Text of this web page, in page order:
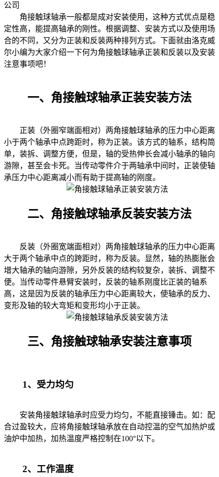
公司
角接触球轴承一般都是成对安装使用，这种方式优点是稳
定性高，能提高轴承的刚性。根据调整、安装方式以及使用场
合的不同，又分为正装和反装两种排列方式。下面就由洛克威
尔小编为大家介绍一下何为角接触球轴承正装和反装以及安装
注意事项吧！
一、角接触球轴承正装安装方法
正装（外圈窄端面相对）两角接触球轴承的压力中心距离
小于两个轴承中点跨距时，称为正装。该方式的轴系，结构简
单，装拆、调整方便，但是，轴的受热伸长会减小轴承的轴向
游隙，甚至会卡死。当传动零件介于两轴承中间时，正装使轴
承压力中心距离减小而有助于提高轴的刚度。
二、角接触球轴承反装安装方法
反装（外圈宽端面相对）两角接触球轴承的压力中心距离
大于两个轴承中点的跨距时，称为反装。显然，轴的热膨胀会
增大轴承的轴向游隙，另外反装的结构较复杂，装拆、调整不
便。当传动零件悬臂安装时，反装的轴系刚度比正装的轴系
高，这是因为反装的轴承压力中心距离较大，使轴承的反力、
变形及轴的较大弯矩和变形均小于正装。
三、角接触球轴承安装注意事项
1、受力均匀
安装角接触球轴承时应受力均匀，不能直接锤击。如：配
合过盈较大，应将角接触球轴承放在自动控温的空气加热炉或
油炉中加热，加热温度严格控制在100°以下。
2、工作温度